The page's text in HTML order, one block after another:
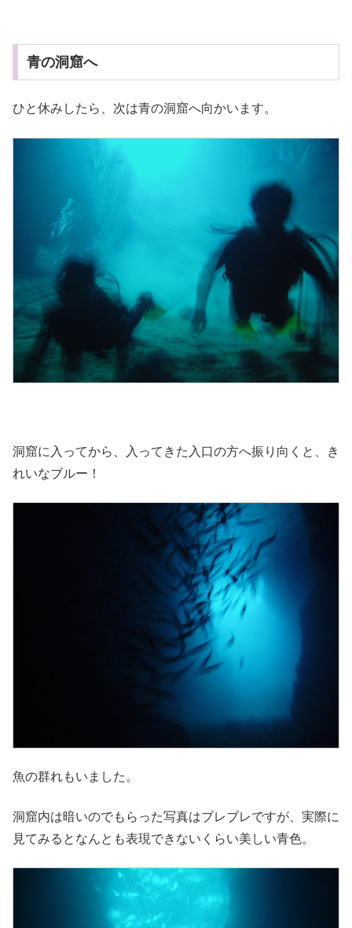
青の洞窟へ
ひと休みしたら、次は青の洞窟へ向かいます。
洞窟に入ってから、入ってきた入口の方へ振り向くと、き
れいなブルー！
魚の群れもいました。
洞窟内は暗いのでもらった写真はブレブレですが、実際に
見てみるとなんとも表現できないくらい美しい青色。